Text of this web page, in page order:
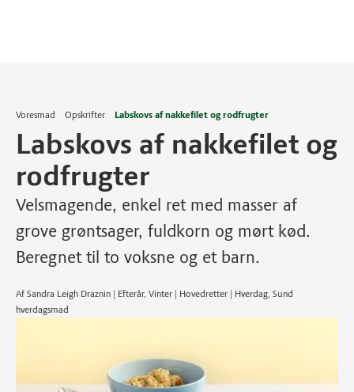
Voresmad Opskrifter Labskovs af nakkefilet og rodfrugter
Labskovs af nakkefilet og
rodfrugter
Velsmagende, enkel ret med masser af
grove grøntsager, fuldkorn og mørt kød.
Beregnet til to voksne og et barn.
Af Sandra Leigh Draznin | Efterår, Vinter | Hovedretter | Hverdag, Sund
hverdagsmad